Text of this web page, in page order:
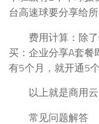
台高速球要分享给所
费用计算：除了
买：企业分享A套餐
有5个月，就开通5个
以上就是商用云
常见问题解答